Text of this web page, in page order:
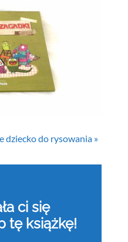
dziecko do rysowania »
ci się
tę książkę!